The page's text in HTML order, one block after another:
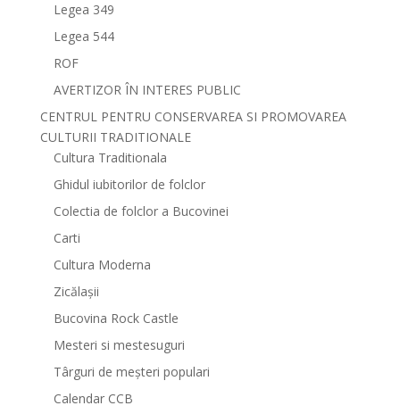
Legea 349
Legea 544
ROF
AVERTIZOR ÎN INTERES PUBLIC
CENTRUL PENTRU CONSERVAREA SI PROMOVAREA
CULTURII TRADITIONALE
Cultura Traditionala
Ghidul iubitorilor de folclor
Colectia de folclor a Bucovinei
Carti
Cultura Moderna
Zicălașii
Bucovina Rock Castle
Mesteri si mestesuguri
Târguri de meșteri populari
Calendar CCB